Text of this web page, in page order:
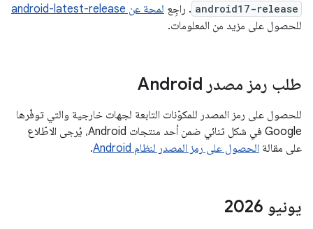
android17-release . راجِع لمحة عن android-latest-release
للحصول على مزيد من المعلومات.
طلب رمز مصدر Android
للحصول على رمز المصدر للمكوّنات التابعة لجهات خارجية والتي توفّرها
Google في شكل ثنائي ضمن أحد منتجات Android، يُرجى الاطّلاع
على مقالة الحصول على رمز المصدر لنظام Android .
يونيو 2026